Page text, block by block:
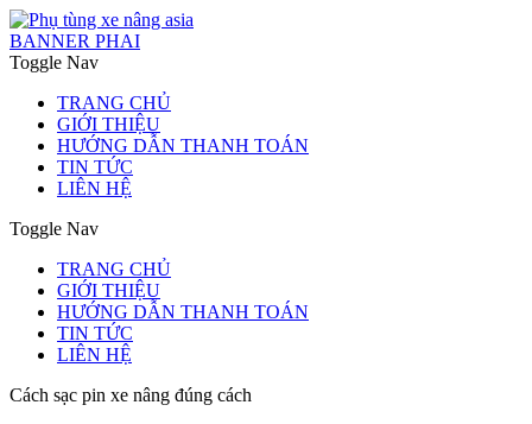
BANNER PHAI
Toggle Nav
TRANG CHỦ
GIỚI THIỆU
HƯỚNG DẪN THANH TOÁN
TIN TỨC
LIÊN HỆ
Toggle Nav
TRANG CHỦ
GIỚI THIỆU
HƯỚNG DẪN THANH TOÁN
TIN TỨC
LIÊN HỆ
Cách sạc pin xe nâng đúng cách